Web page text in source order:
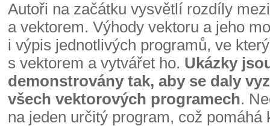
Autoři na začátku vysvětlí rozdíly
a vektorem. Výhody vektoru a jeho
i výpis jednotlivých programů, ve
s vektorem a vytvářet ho. Ukázky
demonstrovány tak, aby se daly
všech vektorových programech.
na jeden určitý program, což pomáhá